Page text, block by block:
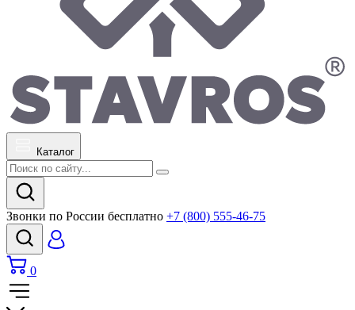
Каталог
Звонки по России бесплатно +7 (800) 555-46-75
0